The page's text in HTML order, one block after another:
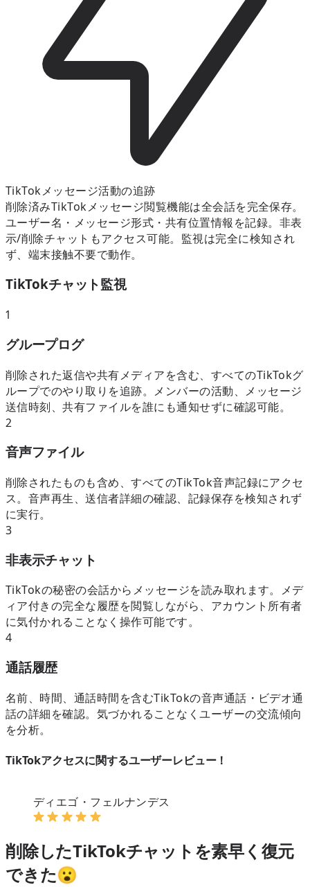
TikTokメッセージ活動の追跡
削除済みTikTokメッセージ閲覧機能は全会話を完全保存。
ユーザー名・メッセージ形式・共有位置情報を記録。非表
示/削除チャットもアクセス可能。監視は完全に検知され
ず、端末接触不要で動作。
TikTokチャット監視
1
グループログ
削除された返信や共有メディアを含む、すべてのTikTokグ
ループでのやり取りを追跡。メンバーの活動、メッセージ
送信時刻、共有ファイルを誰にも通知せずに確認可能。
2
音声ファイル
削除されたものも含め、すべてのTikTok音声記録にアクセ
ス。音声再生、送信者詳細の確認、記録保存を検知されず
に実行。
3
非表示チャット
TikTokの秘密の会話からメッセージを読み取れます。メデ
ィア付きの完全な履歴を閲覧しながら、アカウント所有者
に気付かれることなく操作可能です。
4
通話履歴
名前、時間、通話時間を含むTikTokの音声通話・ビデオ通
話の詳細を確認。気づかれることなくユーザーの交流傾向
を分析。
TikTokアクセスに関するユーザーレビュー！
ディエゴ・フェルナンデス
削除したTikTokチャットを素早く復元
できた😮